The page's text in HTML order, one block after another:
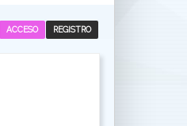
REGISTRO
ACCESO